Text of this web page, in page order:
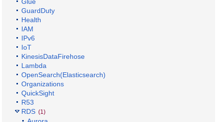
Glue
GuardDuty
Health
IAM
IPv6
IoT
KinesisDataFirehose
Lambda
OpenSearch(Elasticsearch)
Organizations
QuickSight
R53
RDS (1)